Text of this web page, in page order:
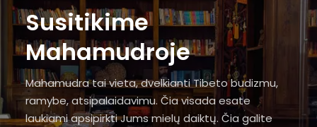
Susitikime
Mahamudroje
Mahamudra tai vieta, dvelkianti Tibeto budizmu,
ramybe, atsipalaidavimu. Čia visada esate
laukiami apsipirkti Jums mielų daiktų. Čia galite